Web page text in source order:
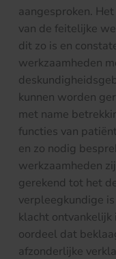
aangesproken.
van de feitelijke
dit zo is en
werkzaamheden
kunnen worden
met name
functies van
en zo nodig
werkzaamheden
gerekend tot het
verpleegkundige
klacht
oordeel dat
afzonderlijke